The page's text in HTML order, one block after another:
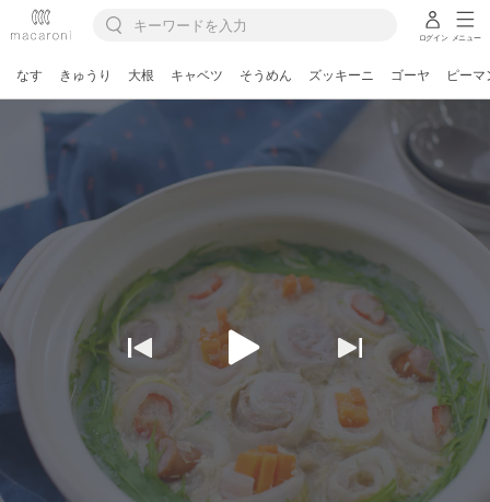
ログイン メニュー
なす きゅうり 大根 キャベツ そうめん ズッキーニ ゴーヤ ピーマ